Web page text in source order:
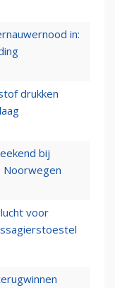
in:
drukken
bij
Noorwegen
voor